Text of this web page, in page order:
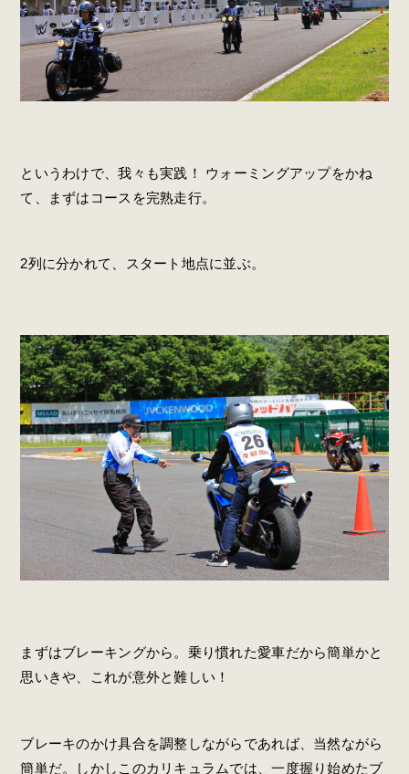
というわけで、我々も実践！ ウォーミングアップをかね
て、まずはコースを完熟走行。
2列に分かれて、スタート地点に並ぶ。
まずはブレーキングから。乗り慣れた愛車だから簡単かと
思いきや、これが意外と難しい！
ブレーキのかけ具合を調整しながらであれば、当然ながら
簡単だ。しかしこのカリキュラムでは、一度握り始めたブ